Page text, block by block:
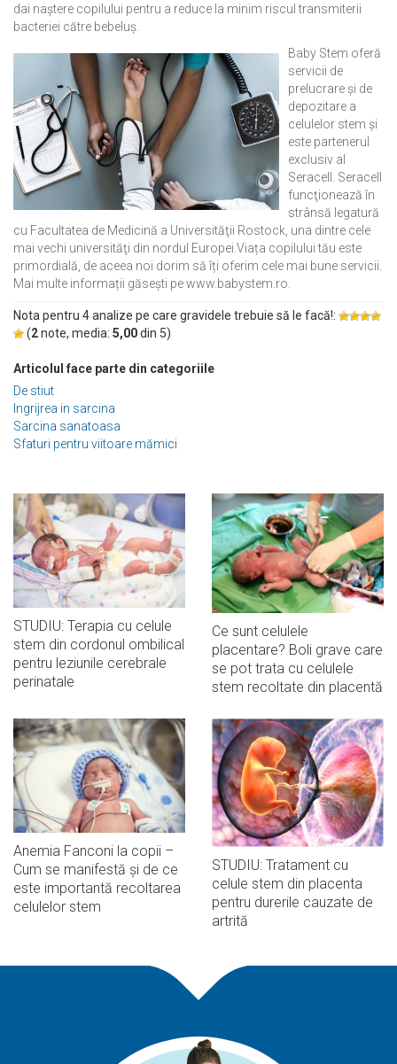
dai naștere copilului pentru a reduce la minim riscul transmiterii
bacteriei către bebeluș.
Baby Stem oferă
servicii de
prelucrare și de
depozitare a
celulelor stem și
este partenerul
exclusiv al
Seracell. Seracell
funcţionează în
strânsă legatură
cu Facultatea de Medicină a Universităţii Rostock, una dintre cele
mai vechi universităţi din nordul Europei.Viața copilului tău este
primordială, de aceea noi dorim să îți oferim cele mai bune servicii.
Mai multe informații găsești pe www.babystem.ro.
Nota pentru 4 analize pe care gravidele trebuie să le facă!:
(2note, media: 5,00din 5)
Articolul face parte din categoriile
De stiut
Ingrijrea in sarcina
Sarcina sanatoasa
Sfaturi pentru viitoare mămici
STUDIU: Terapia cu celule
stem din cordonul ombilical
pentru leziunile cerebrale
perinatale
Ce sunt celulele
placentare? Boli grave care
se pot trata cu celulele
stem recoltate din placentă
Anemia Fanconi la copii –
Cum se manifestă și de ce
este importantă recoltarea
celulelor stem
STUDIU: Tratament cu
celule stem din placenta
pentru durerile cauzate de
artrită